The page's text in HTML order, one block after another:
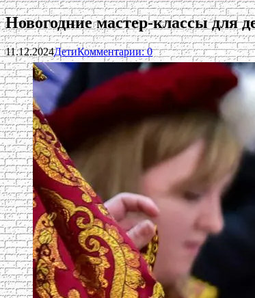
Новогодние мастер-классы для
11.12.2024ДетиКомментарии: 0